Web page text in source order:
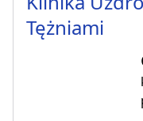
Tężniami